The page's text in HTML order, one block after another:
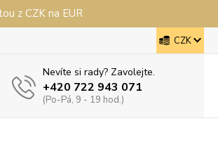
z CZK na EUR
CZK
Nevíte si rady? Zavolejte.
+420 722 943 071
(Po-Pá, 9 - 19 hod.)